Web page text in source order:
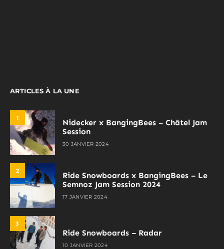
ARTICLES À LA UNE
1
Nidecker x BangingBees – Châtel Jam
Session
30 JANVIER 2024
2
Ride Snowboards x BangingBees – Le
Semnoz Jam Session 2024
17 JANVIER 2024
3
Ride Snowboards – Radar
10 JANVIER 2024